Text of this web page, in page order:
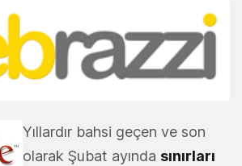
Yıllardır bahsi geçen ve son
olarak Şubat ayında sınırları